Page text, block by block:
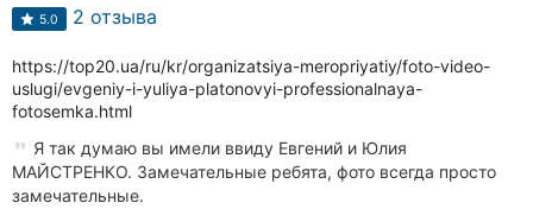
5.0 2 отзыва
https://top20.ua/ru/kr/organizatsiya-meropriyatiy/foto-video-
uslugi/evgeniy-i-yuliya-platonovyi-professionalnaya-
fotosemka.html
Я так думаю вы имели ввиду Евгений и Юлия
МАЙСТРЕНКО. Замечательные ребята, фото всегда просто
замечательные.